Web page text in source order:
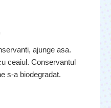
ajunge asa.
ceaiul. Conservantul
s-a biodegradat.